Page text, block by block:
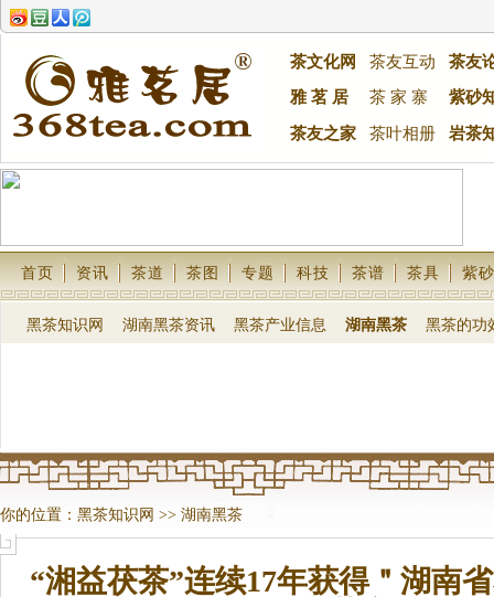
茶文化网 茶友互动
茶友
雅 茗 居
茶 家 寨 紫砂
茶友之家 茶叶相册 岩茶
首页 资讯 茶道 茶图 专题 科技 茶谱 茶具 紫砂
黑茶知识网 湖南黑茶资讯 黑茶产业信息 湖南黑茶 黑茶的功
你的位置： 黑茶知识网 >> 湖南黑茶
“湘益茯茶”连续17年获得＂湖南